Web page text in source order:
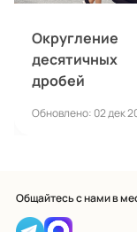
Округление
десятичных
дробей
Обновлено: 02 дек
Общайтесь с нами в